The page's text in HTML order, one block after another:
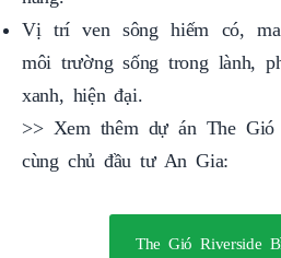
Vị trí ven sông hiếm có,
môi trường sống trong lành,
xanh, hiện đại.
>> Xem thêm dự án The Gió
cùng chủ đầu tư An Gia:
The Gió Riverside